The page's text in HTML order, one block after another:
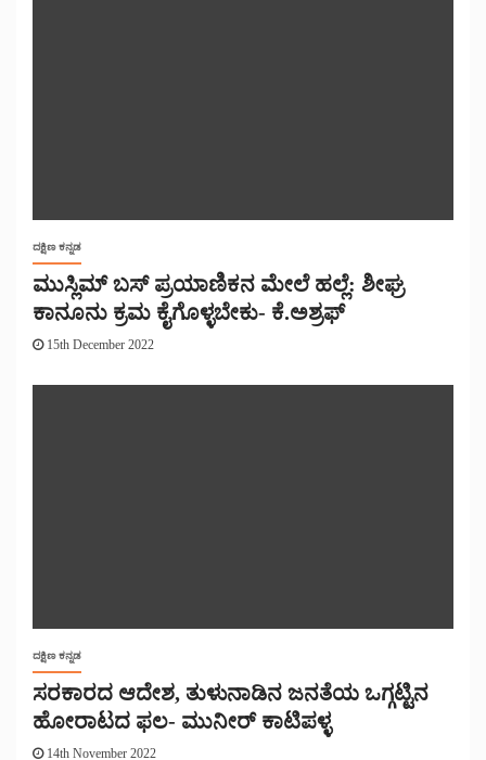
ದಕ್ಷಿಣ ಕನ್ನಡ
ಮುಸ್ಲಿಮ್ ಬಸ್ ಪ್ರಯಾಣಿಕನ ಮೇಲೆ ಹಲ್ಲೆ: ಶೀಘ್ರ
ಕಾನೂನು ಕ್ರಮ ಕೈಗೊಳ್ಳಬೇಕು- ಕೆ.ಅಶ್ರಫ್
15th December 2022
ದಕ್ಷಿಣ ಕನ್ನಡ
ಸರಕಾರದ ಆದೇಶ, ತುಳುನಾಡಿನ ಜನತೆಯ ಒಗ್ಗಟ್ಟಿನ
ಹೋರಾಟದ ಫಲ- ಮುನೀರ್ ಕಾಟಿಪಳ್ಳ
14th November 2022